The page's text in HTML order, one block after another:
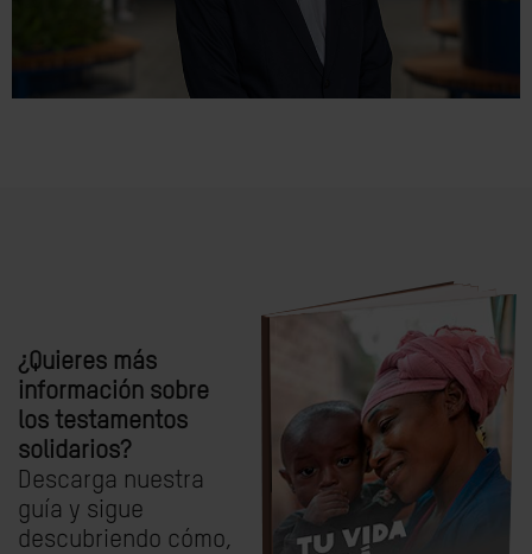
¿Quieres más
información sobre
los testamentos
solidarios?
Descarga nuestra
guía y sigue
descubriendo cómo,